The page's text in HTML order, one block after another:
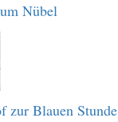
Nübel
zur Blauen Stunde